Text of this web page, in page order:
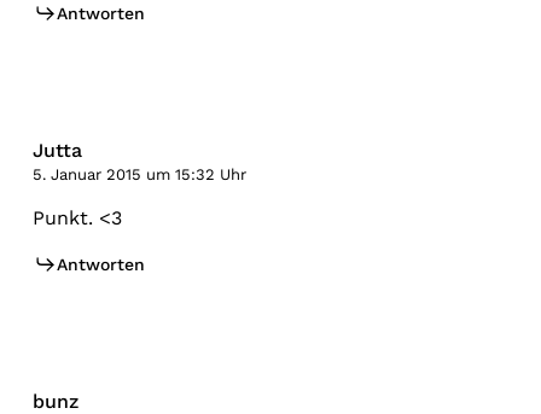
Antworten
Jutta
5. Januar 2015 um 15:32 Uhr
Punkt. <3
Antworten
bunz